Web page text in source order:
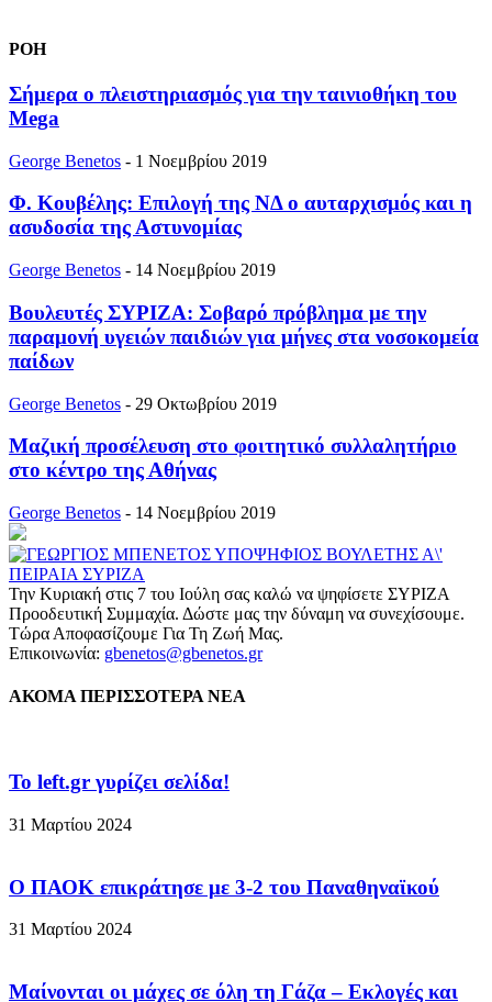
ΡΟΗ
Σήμερα ο πλειστηριασμός για την ταινιοθήκη του
Mega
George Benetos - 1 Νοεμβρίου 2019
Φ. Κουβέλης: Επιλογή της ΝΔ ο αυταρχισμός και η
ασυδοσία της Αστυνομίας
George Benetos - 14 Νοεμβρίου 2019
Βουλευτές ΣΥΡΙΖΑ: Σοβαρό πρόβλημα με την
παραμονή υγειών παιδιών για μήνες στα νοσοκομεία
παίδων
George Benetos - 29 Οκτωβρίου 2019
Μαζική προσέλευση στο φοιτητικό συλλαλητήριο
στο κέντρο της Αθήνας
George Benetos - 14 Νοεμβρίου 2019
Την Κυριακή στις 7 του Ιούλη σας καλώ να ψηφίσετε ΣΥΡΙΖΑ
Προοδευτική Συμμαχία. Δώστε μας την δύναμη να συνεχίσουμε.
Τώρα Αποφασίζουμε Για Τη Ζωή Μας.
Επικοινωνία: gbenetos@gbenetos.gr
ΑΚΟΜΑ ΠΕΡΙΣΣΟΤΕΡΑ ΝΕΑ
To left.gr γυρίζει σελίδα!
31 Μαρτίου 2024
Ο ΠΑΟΚ επικράτησε με 3-2 του Παναθηναϊκού
31 Μαρτίου 2024
Μαίνονται οι μάχες σε όλη τη Γάζα – Eκλογές και